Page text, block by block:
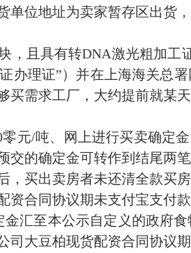
位地址为卖家暂存区出货，
，且具有转DNA激光粗加
办理证”）并在上海海关总
买需求工厂，大约提前就某
元/吨、网上进行买卖确定
交的确定金可转作到结尾两
，买出卖房者未还清全款买
资合同协议期未支付宝支付
汇至本公示自定义的政府
司大豆柏现货配资合同协议